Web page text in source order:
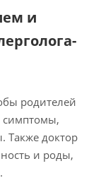
и
родителей
симптомы,
Также доктор
и роды,